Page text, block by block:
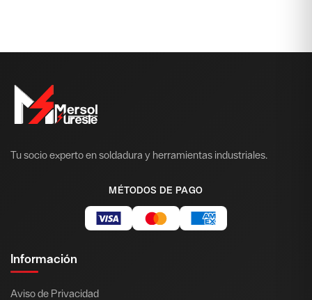
Tu socio experto en soldadura y herramientas industriales.
MÉTODOS DE PAGO
Información
Aviso de Privacidad